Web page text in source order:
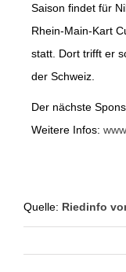
Saison findet für
Rhein-Main-Kart
statt. Dort trifft er
der Schweiz.
Der nächste
Weitere Infos:
Quelle: Riedinfo